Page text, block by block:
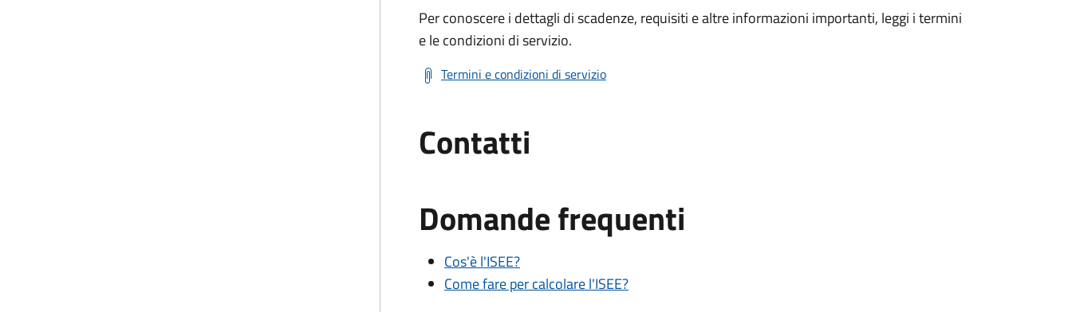
Per conoscere i dettagli di scadenze, requisiti e altre informazioni importanti, leggi i termini
e le condizioni di servizio.
Termini e condizioni di servizio
Contatti
Domande frequenti
Cos'è l'ISEE?
Come fare per calcolare l'ISEE?